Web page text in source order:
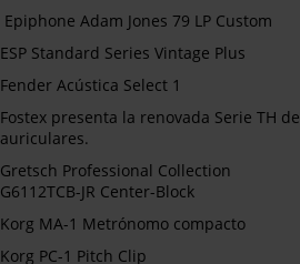
Epiphone Adam Jones 79 LP Custom
ESP Standard Series Vintage Plus
Fender Acústica Select 1
Fostex presenta la renovada Serie TH de
auriculares.
Gretsch Professional Collection
G6112TCB-JR Center-Block
Korg MA-1 Metrónomo compacto
Korg PC-1 Pitch Clip